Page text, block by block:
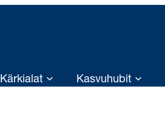
Kärkialat Kasvuhubit